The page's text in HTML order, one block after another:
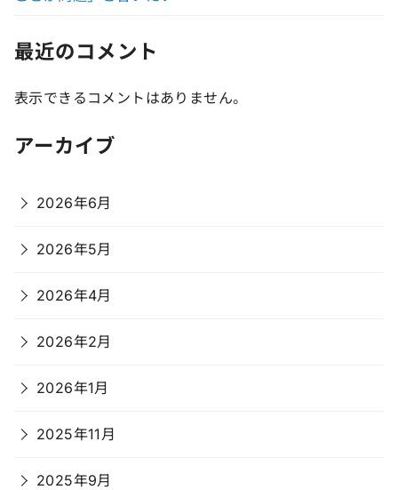
最近のコメント
表示できるコメントはありません。
アーカイブ
2026年6月
2026年5月
2026年4月
2026年2月
2026年1月
2025年11月
2025年9月